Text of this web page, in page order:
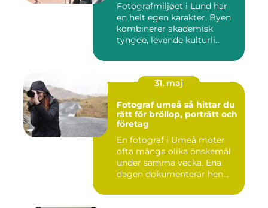
Fotografmiljøet i Lund har
en helt egen karakter. Byen
kombinerer akademisk
tyngde, levende kulturli...
31. maj
Fotograf umeå så hittar du
rätt för bröllop, porträtt och
företag
En fotograf i Umeå möter
ofta många olika önskemål
under samma vecka. Ena
dagen dokumenterar hen